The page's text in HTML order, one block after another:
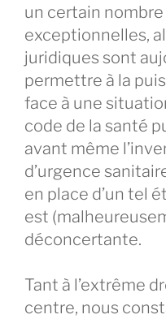
un certain
exceptionnelles,
juridiques sont
permettre à la
face à une
code de la santé
avant même
d’urgence
en place d’un tel
est
déconcertante.
Tant à l’extrême
centre, nous